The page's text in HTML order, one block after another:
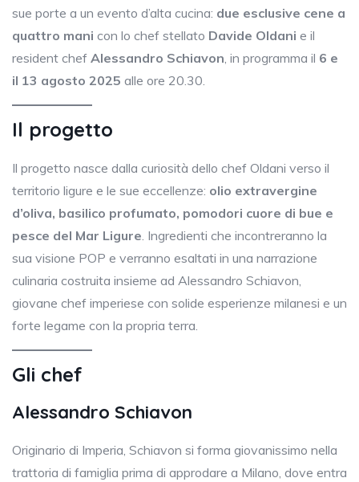
sue porte a un evento d’alta cucina: due esclusive cene a
quattro mani con lo chef stellato Davide Oldani e il
resident chef Alessandro Schiavon, in programma il 6 e
il 13 agosto 2025 alle ore 20.30.
Il progetto
Il progetto nasce dalla curiosità dello chef Oldani verso il
territorio ligure e le sue eccellenze: olio extravergine
d’oliva, basilico profumato, pomodori cuore di bue e
pesce del Mar Ligure. Ingredienti che incontreranno la
sua visione POP e verranno esaltati in una narrazione
culinaria costruita insieme ad Alessandro Schiavon,
giovane chef imperiese con solide esperienze milanesi e un
forte legame con la propria terra.
Gli chef
Alessandro Schiavon
Originario di Imperia, Schiavon si forma giovanissimo nella
trattoria di famiglia prima di approdare a Milano, dove entra